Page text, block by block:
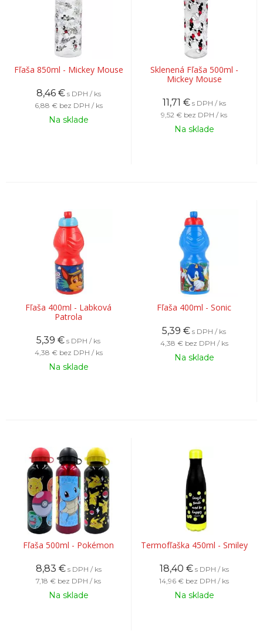
Fľaša 850ml - Mickey Mouse
8,46 € s DPH / ks
6,88 € bez DPH / ks
Na sklade
Sklenená Fľaša 500ml -
Mickey Mouse
11,71 € s DPH / ks
9,52 € bez DPH / ks
Na sklade
Fľaša 400ml - Labková
Patrola
5,39 € s DPH / ks
4,38 € bez DPH / ks
Na sklade
Fľaša 400ml - Sonic
5,39 € s DPH / ks
4,38 € bez DPH / ks
Na sklade
Fľaša 500ml - Pokémon
8,83 € s DPH / ks
7,18 € bez DPH / ks
Na sklade
Termofľaška 450ml - Smiley
18,40 € s DPH / ks
14,96 € bez DPH / ks
Na sklade